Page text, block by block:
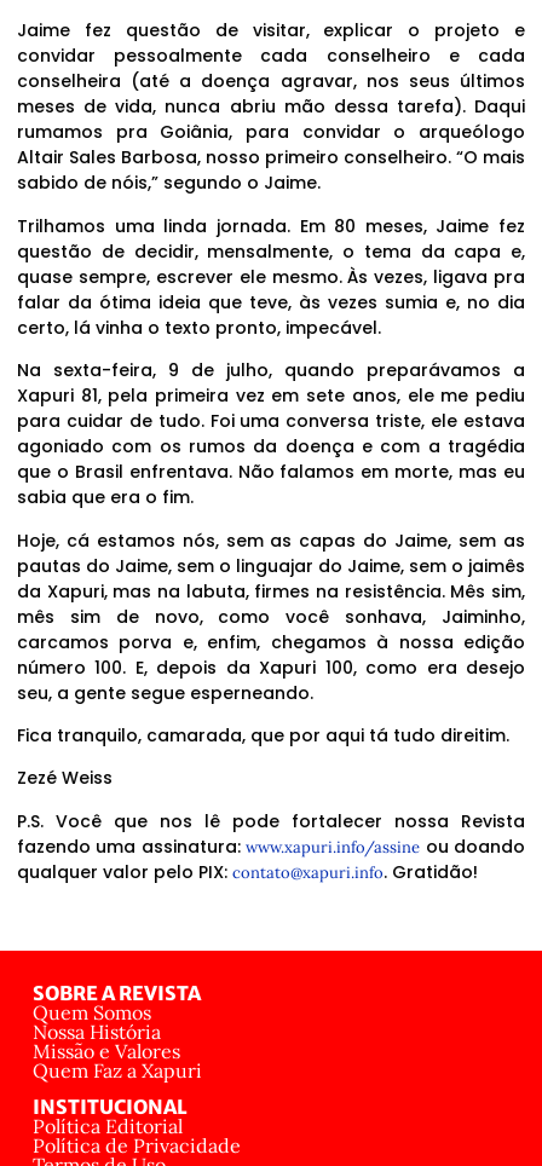
Jaime fez questão de visitar, explicar o projeto e
convidar pessoalmente cada conselheiro e cada
conselheira (até a doença agravar, nos seus últimos
meses de vida, nunca abriu mão dessa tarefa). Daqui
rumamos pra Goiânia, para convidar o arqueólogo
Altair Sales Barbosa, nosso primeiro conselheiro. “O mais
sabido de nóis,” segundo o Jaime.
Trilhamos uma linda jornada. Em 80 meses, Jaime fez
questão de decidir, mensalmente, o tema da capa e,
quase sempre, escrever ele mesmo. Às vezes, ligava pra
falar da ótima ideia que teve, às vezes sumia e, no dia
certo, lá vinha o texto pronto, impecável.
Na sexta-feira, 9 de julho, quando preparávamos a
Xapuri 81, pela primeira vez em sete anos, ele me pediu
para cuidar de tudo. Foi uma conversa triste, ele estava
agoniado com os rumos da doença e com a tragédia
que o Brasil enfrentava. Não falamos em morte, mas eu
sabia que era o fim.
Hoje, cá estamos nós, sem as capas do Jaime, sem as
pautas do Jaime, sem o linguajar do Jaime, sem o jaimês
da Xapuri, mas na labuta, firmes na resistência. Mês sim,
mês sim de novo, como você sonhava, Jaiminho,
carcamos porva e, enfim, chegamos à nossa edição
número 100. E, depois da Xapuri 100, como era desejo
seu, a gente segue esperneando.
Fica tranquilo, camarada, que por aqui tá tudo direitim.
Zezé Weiss
P.S. Você que nos lê pode fortalecer nossa Revista
fazendo uma assinatura:www.xapuri.info/assine ou doando
qualquer valor pelo PIX: contato@xapuri.info. Gratidão!
SOBRE A REVISTA
Quem Somos
Nossa História
Missão e Valores
Quem Faz a Xapuri
INSTITUCIONAL
Política Editorial
Política de Privacidade